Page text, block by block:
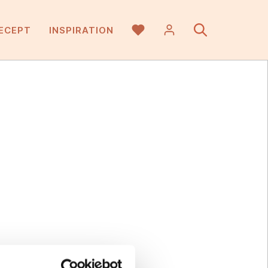
INSPIRATION